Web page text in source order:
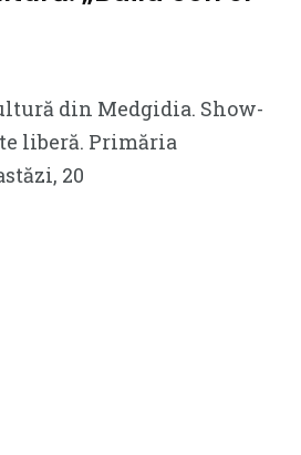
din Medgidia. Show-
liberă. Primăria
20